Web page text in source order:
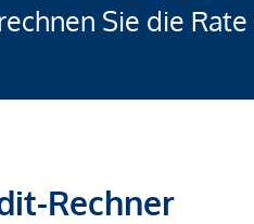
Sie die
Rechner